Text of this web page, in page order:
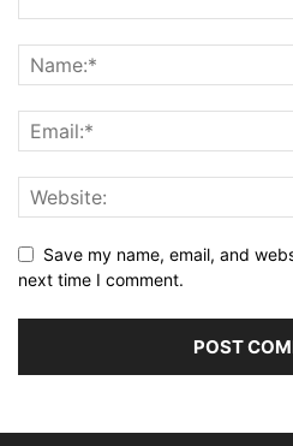
Save my name, email, and
next time I comment.